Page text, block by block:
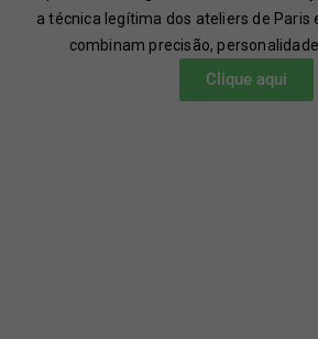
a técnica legítima dos ateliers de Paris
combinam precisão,
Clique aqui